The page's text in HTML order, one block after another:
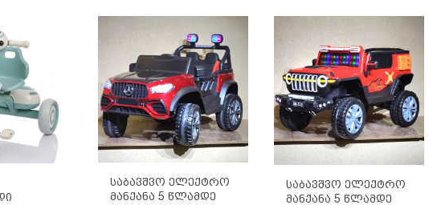
Საბავშვო Ელექტრო
Მანქანა 5 Წლამდე
Საბავშვო Ელექტრო
Მანქანა 5 Წლამდე